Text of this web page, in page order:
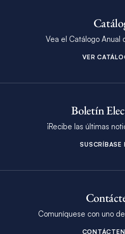
Vea el Catálogo Anual
VER
Boletín
¡Recibe las últimas
SUSCRÍBASE
Comuníquese con uno